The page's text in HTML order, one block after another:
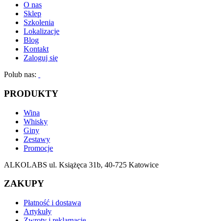
O nas
Sklep
Szkolenia
Lokalizacje
Blog
Kontakt
Zaloguj się
Polub nas:
PRODUKTY
Wina
Whisky
Giny
Zestawy
Promocje
ALKOLABS ul. Książęca 31b, 40-725 Katowice
ZAKUPY
Płatność i dostawa
Artykuły